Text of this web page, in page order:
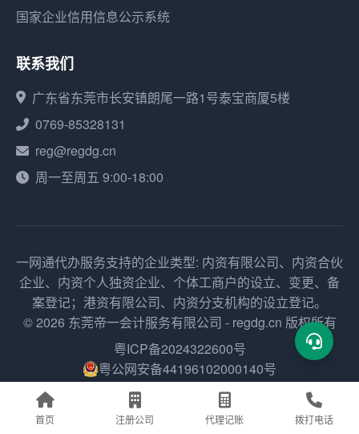
首页 注册公司 代理记账 拨打电话
国家企业信用信息公示系统
联系我们
广东省东莞市长安镇朗尾一路1号泰宝商厦5楼
0769-85328131
reg@regdg.cn
周一至周五 9:00-18:00
一网通代办服务支持的企业类型: 内资有限公司、内资合伙
企业、内资个人独资企业、个体工商户的设立、变更、备
案登记；港资有限公司、内资分支机构的设立登记。
© 2026 东莞帝一会计服务有限公司 - regdg.cn 版权所有
粤ICP备2024322600号
粤公网安备44196102000140号